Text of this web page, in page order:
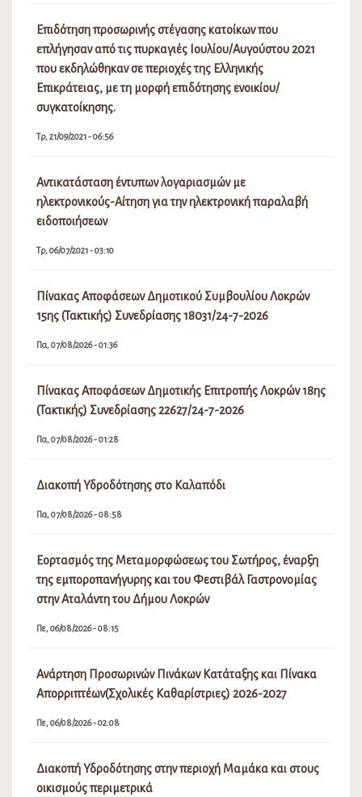
Επιδότηση προσωρινής στέγασης κατοίκων που
επλήγησαν από τις πυρκαγιές Ιουλίου/Αυγούστου 2021
που εκδηλώθηκαν σε περιοχές της Ελληνικής
Επικράτειας, με τη μορφή επιδότησης ενοικίου/
συγκατοίκησης.
Τρ, 21/09/2021 - 06:56
Αντικατάσταση έντυπων λογαριασμών με
ηλεκτρονικούς-Αίτηση για την ηλεκτρονική παραλαβή
ειδοποιήσεων
Τρ, 06/07/2021 - 03:10
Πίνακας Αποφάσεων Δημοτικού Συμβουλίου Λοκρών
15ης (Τακτικής) Συνεδρίασης 18031/24-7-2026
Πα, 07/08/2026 - 01:36
Πίνακας Αποφάσεων Δημοτικής Επιτροπής Λοκρών 18ης
(Τακτικής) Συνεδρίασης 22627/24-7-2026
Πα, 07/08/2026 - 01:28
Διακοπή Υδροδότησης στο Καλαπόδι
Πα, 07/08/2026 - 08:58
Εορτασμός της Μεταμορφώσεως του Σωτήρος, έναρξη
της εμποροπανήγυρης και του Φεστιβάλ Γαστρονομίας
στην Αταλάντη του Δήμου Λοκρών
Πε, 06/08/2026 - 08:15
Ανάρτηση Προσωρινών Πινάκων Κατάταξης και Πίνακα
Απορριπτέων(Σχολικές Καθαρίστριες) 2026-2027
Πε, 06/08/2026 - 02:08
Διακοπή Υδροδότησης στην περιοχή Μαμάκα και στους
οικισμούς περιμετρικά